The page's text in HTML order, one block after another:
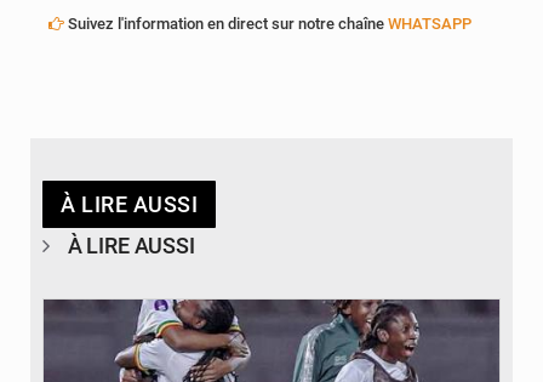
Suivez l'information en direct sur notre chaîne WHATSAPP
À LIRE AUSSI
À LIRE AUSSI
© FEMAFOOT